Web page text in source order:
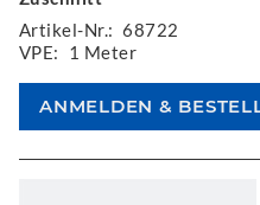
Artikel-Nr.: 68722
VPE:
1 Meter